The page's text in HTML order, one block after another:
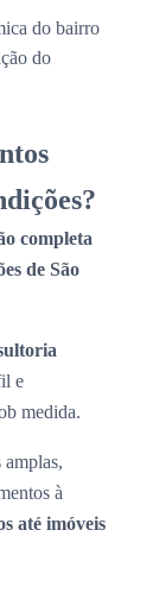
do bairro
do
completa
de São
e
medida.
amplas,
à
até imóveis